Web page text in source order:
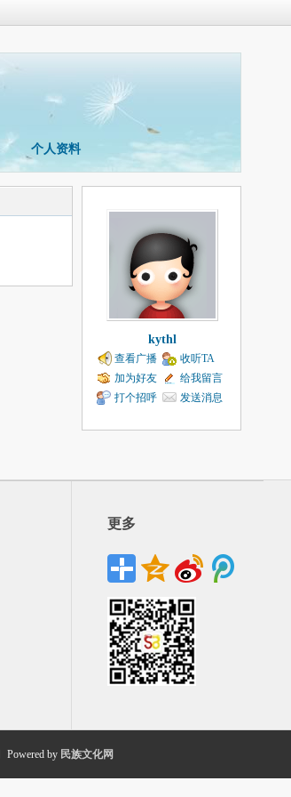
个人资料
kythl
查看广播
收听TA
加为好友
给我留言
打个招呼
发送消息
更多
Powered by 民族文化网